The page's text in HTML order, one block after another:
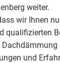
weiter.
wir Ihnen
qualifizierten
und